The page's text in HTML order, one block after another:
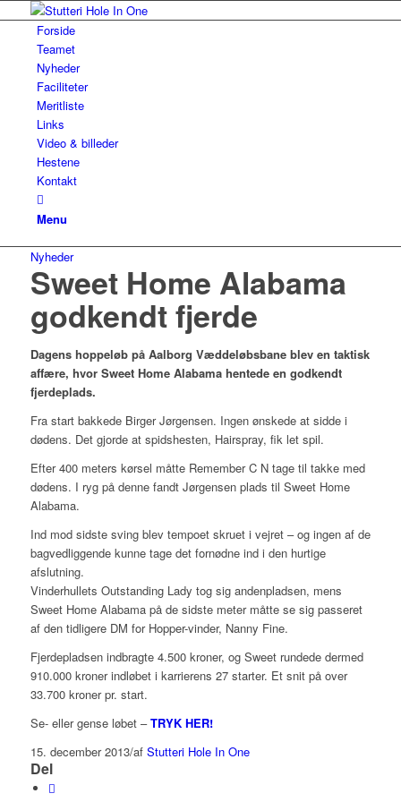
Forside
Teamet
Nyheder
Faciliteter
Meritliste
Links
Video & billeder
Hestene
Kontakt
Menu
Nyheder
Sweet Home Alabama
godkendt fjerde
Dagens hoppeløb på Aalborg Væddeløbsbane blev en taktisk
affære, hvor Sweet Home Alabama hentede en godkendt
fjerdeplads.
Fra start bakkede Birger Jørgensen. Ingen ønskede at sidde i
dødens. Det gjorde at spidshesten, Hairspray, fik let spil.
Efter 400 meters kørsel måtte Remember C N tage til takke med
dødens. I ryg på denne fandt Jørgensen plads til Sweet Home
Alabama.
Ind mod sidste sving blev tempoet skruet i vejret – og ingen af de
bagvedliggende kunne tage det fornødne ind i den hurtige
afslutning.
Vinderhullets Outstanding Lady tog sig andenpladsen, mens
Sweet Home Alabama på de sidste meter måtte se sig passeret
af den tidligere DM for Hopper-vinder, Nanny Fine.
Fjerdepladsen indbragte 4.500 kroner, og Sweet rundede dermed
910.000 kroner indløbet i karrierens 27 starter. Et snit på over
33.700 kroner pr. start.
Se- eller gense løbet –TRYK HER!
15. december 2013/af Stutteri Hole In One
Del